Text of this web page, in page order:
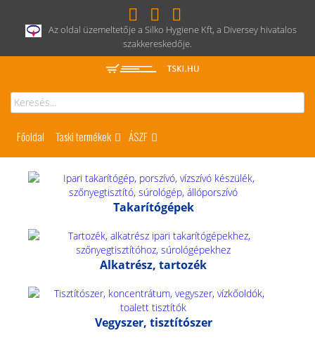
Az oldal üzemeltetője a Silko Hygiene Kft, a Diversey hivatalos
szakkereskedője.
Főoldal Taski termékek ÁSZF
Takarítógépek
Alkatrész, tartozék
Vegyszer, tisztítószer